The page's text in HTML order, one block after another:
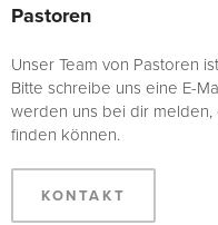
Pastoren
Unser Team von Pastoren
Bitte schreibe uns eine E-
werden uns bei dir melden,
finden können.
KONTAKT